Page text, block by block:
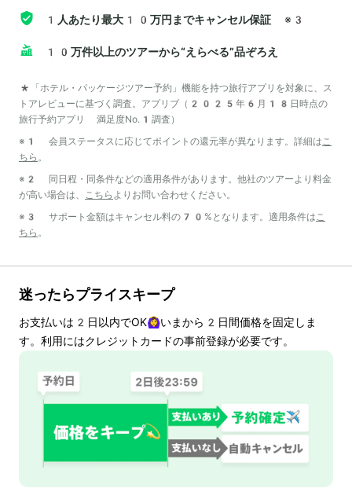
1人あたり最大10万円までキャンセル保証 ※3
10万件以上のツアーから“えらべる”品ぞろえ
*「ホテル・パッケージツアー予約」機能を持つ旅行アプリを対象に、ス
トアレビューに基づく調査。アプリブ（2025年6月18日時点の
旅行予約アプリ 満足度No.1調査）
※1 会員ステータスに応じてポイントの還元率が異なります。詳細はこ
ちら 。
※2 同日程・同条件などの適用条件があります。他社のツアーより料金
が高い場合は、 こちら よりお問い合わせください。
※3 サポート金額はキャンセル料の70%となります。適用条件はこ
ちら 。
迷ったらプライスキープ
お支払いは 2 日以内でOK🙆‍♀️いまから 2 日間価格を固定しま
す。利用にはクレジットカードの事前登録が必要です。